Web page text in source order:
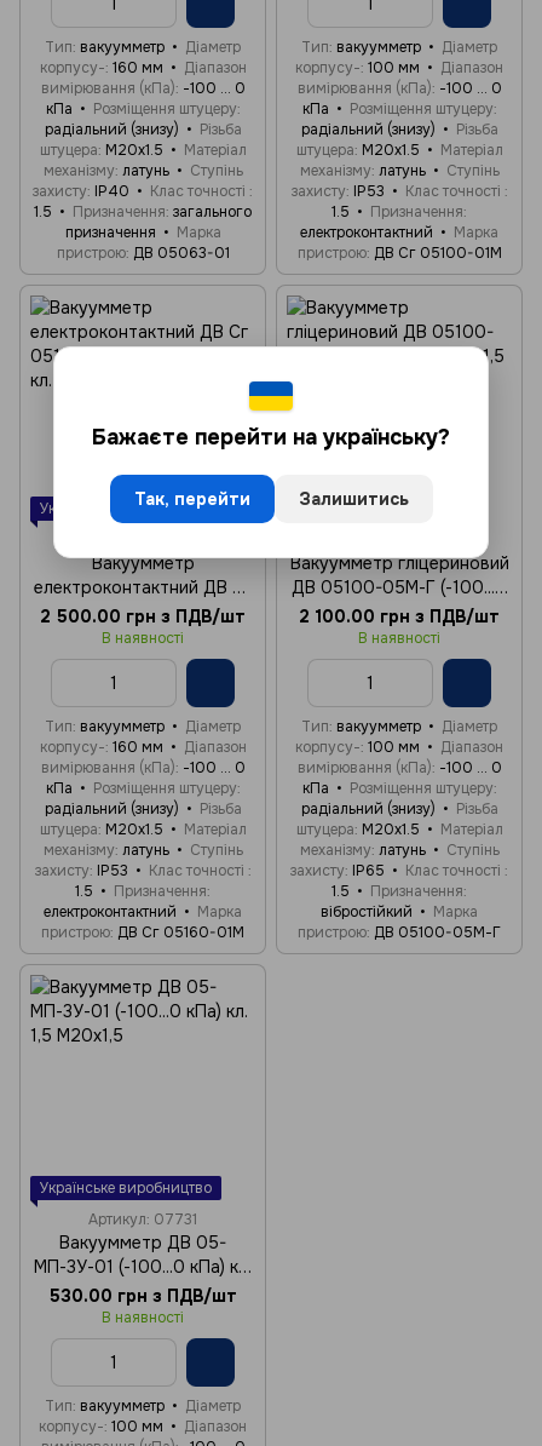
Тип вакуумметр
Діаметр
корпусу- 160 мм
Діапазон
вимірювання (кПа) -100 ... 0
кПа
Розміщення штуцеру
радіальний (знизу)
Різьба
штуцера М20x1.5
Матеріал
механізму латунь
Ступінь
захисту IP40
Клас точності
1.5
Призначення загального
призначення
Марка
пристрою ДВ 05063-01
Тип вакуумметр
Діаметр
корпусу- 100 мм
Діапазон
вимірювання (кПа) -100 ... 0
кПа
Розміщення штуцеру
радіальний (знизу)
Різьба
штуцера М20x1.5
Матеріал
механізму латунь
Ступінь
захисту IP53
Клас точності
1.5
Призначення
електроконтактний
Марка
пристрою ДВ Сг 05100-01М
Українське виробництво
Вакуумметр
електроконтактний ДВ Сг
05160-01М (-100...0 кПа)
кл. 1,5 М20х1,5
2 500.00 грн з ПДВ/шт
В наявності
Тип вакуумметр
Діаметр
корпусу- 160 мм
Діапазон
вимірювання (кПа) -100 ... 0
кПа
Розміщення штуцеру
радіальний (знизу)
Різьба
штуцера М20x1.5
Матеріал
механізму латунь
Ступінь
захисту IP53
Клас точності
1.5
Призначення
електроконтактний
Марка
пристрою ДВ Сг 05160-01М
Українське виробництво
Вакуумметр гліцериновий
ДВ 05100-05М-Г (-100...0
кПа) кл. 1,5 М20х1,5
2 100.00 грн з ПДВ/шт
В наявності
Тип вакуумметр
Діаметр
корпусу- 100 мм
Діапазон
вимірювання (кПа) -100 ... 0
кПа
Розміщення штуцеру
радіальний (знизу)
Різьба
штуцера М20x1.5
Матеріал
механізму латунь
Ступінь
захисту IP65
Клас точності
1.5
Призначення
вібростійкий
Марка
пристрою ДВ 05100-05М-Г
Українське виробництво
Артикул: 07731
Вакуумметр ДВ 05-
МП-3У-01 (-100...0 кПа) кл.
1,5 М20х1,5
530.00 грн з ПДВ/шт
В наявності
Тип вакуумметр
Діаметр
корпусу- 100 мм
Діапазон
Бажаєте перейти на українську?
Так, перейти Залишитись